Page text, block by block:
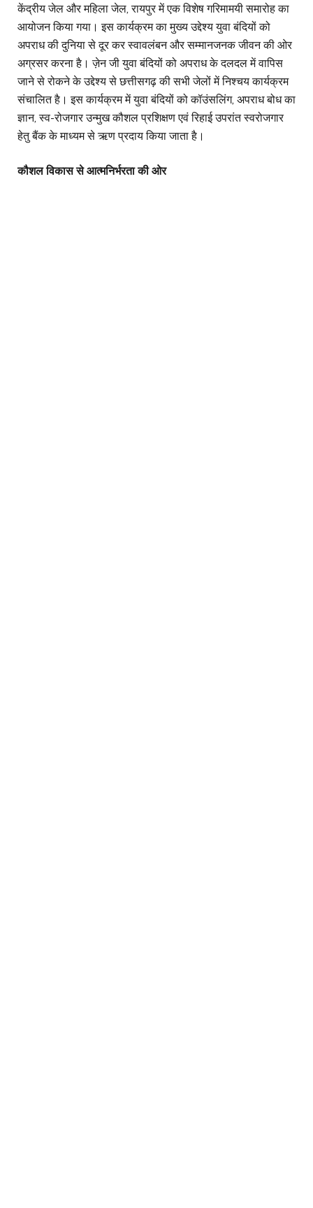
केंद्रीय जेल और महिला जेल, रायपुर में एक विशेष गरिमामयी समारोह का
आयोजन किया गया। इस कार्यक्रम का मुख्य उद्देश्य युवा बंदियों को
अपराध की दुनिया से दूर कर स्वावलंबन और सम्मानजनक जीवन की ओर
अग्रसर करना है। ज़ेन जी युवा बंदियों को अपराध के दलदल में वापिस
जाने से रोकने के उद्देश्य से छत्तीसगढ़ की सभी जेलों में निश्चय कार्यक्रम
संचालित है। इस कार्यक्रम में युवा बंदियों को कॉउंसलिंग, अपराध बोध का
ज्ञान, स्व-रोजगार उन्मुख कौशल प्रशिक्षण एवं रिहाई उपरांत स्वरोजगार
हेतु बैंक के माध्यम से ऋण प्रदाय किया जाता है।
कौशल विकास से आत्मनिर्भरता की ओर